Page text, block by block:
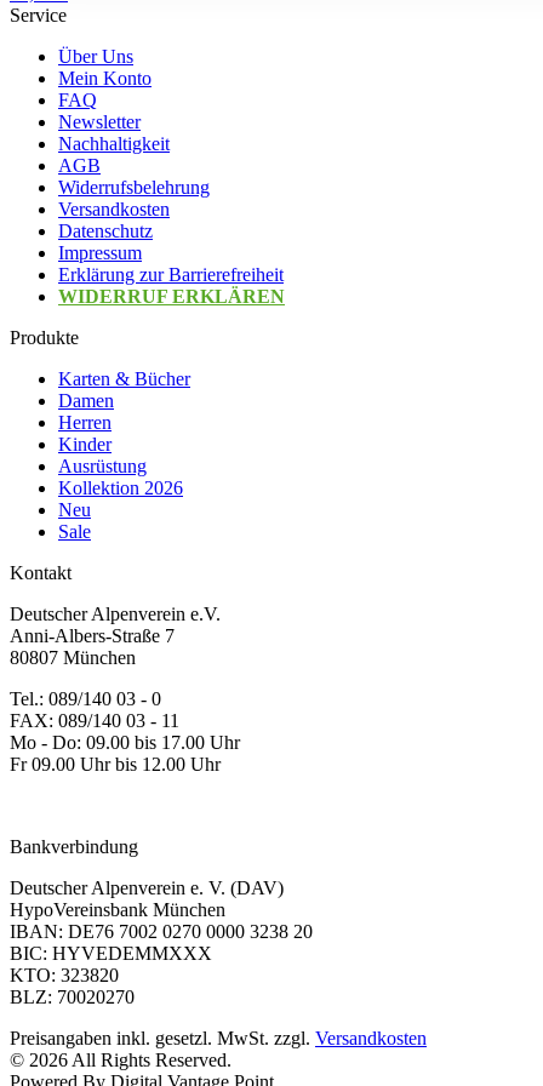
Service
Über Uns
Mein Konto
FAQ
Newsletter
Nachhaltigkeit
AGB
Widerrufsbelehrung
Versandkosten
Datenschutz
Impressum
Erklärung zur Barrierefreiheit
WIDERRUF ERKLÄREN
Produkte
Karten & Bücher
Damen
Herren
Kinder
Ausrüstung
Kollektion 2026
Neu
Sale
Kontakt
Deutscher Alpenverein e.V.
Anni-Albers-Straße 7
80807 München
Tel.: 089/140 03 - 0
FAX: 089/140 03 - 11
Mo - Do: 09.00 bis 17.00 Uhr
Fr 09.00 Uhr bis 12.00 Uhr
Bankverbindung
Deutscher Alpenverein e. V. (DAV)
HypoVereinsbank München
IBAN: DE76 7002 0270 0000 3238 20
BIC: HYVEDEMMXXX
KTO: 323820
BLZ: 70020270
Preisangaben inkl. gesetzl. MwSt. zzgl. Versandkosten
© 2026 All Rights Reserved.